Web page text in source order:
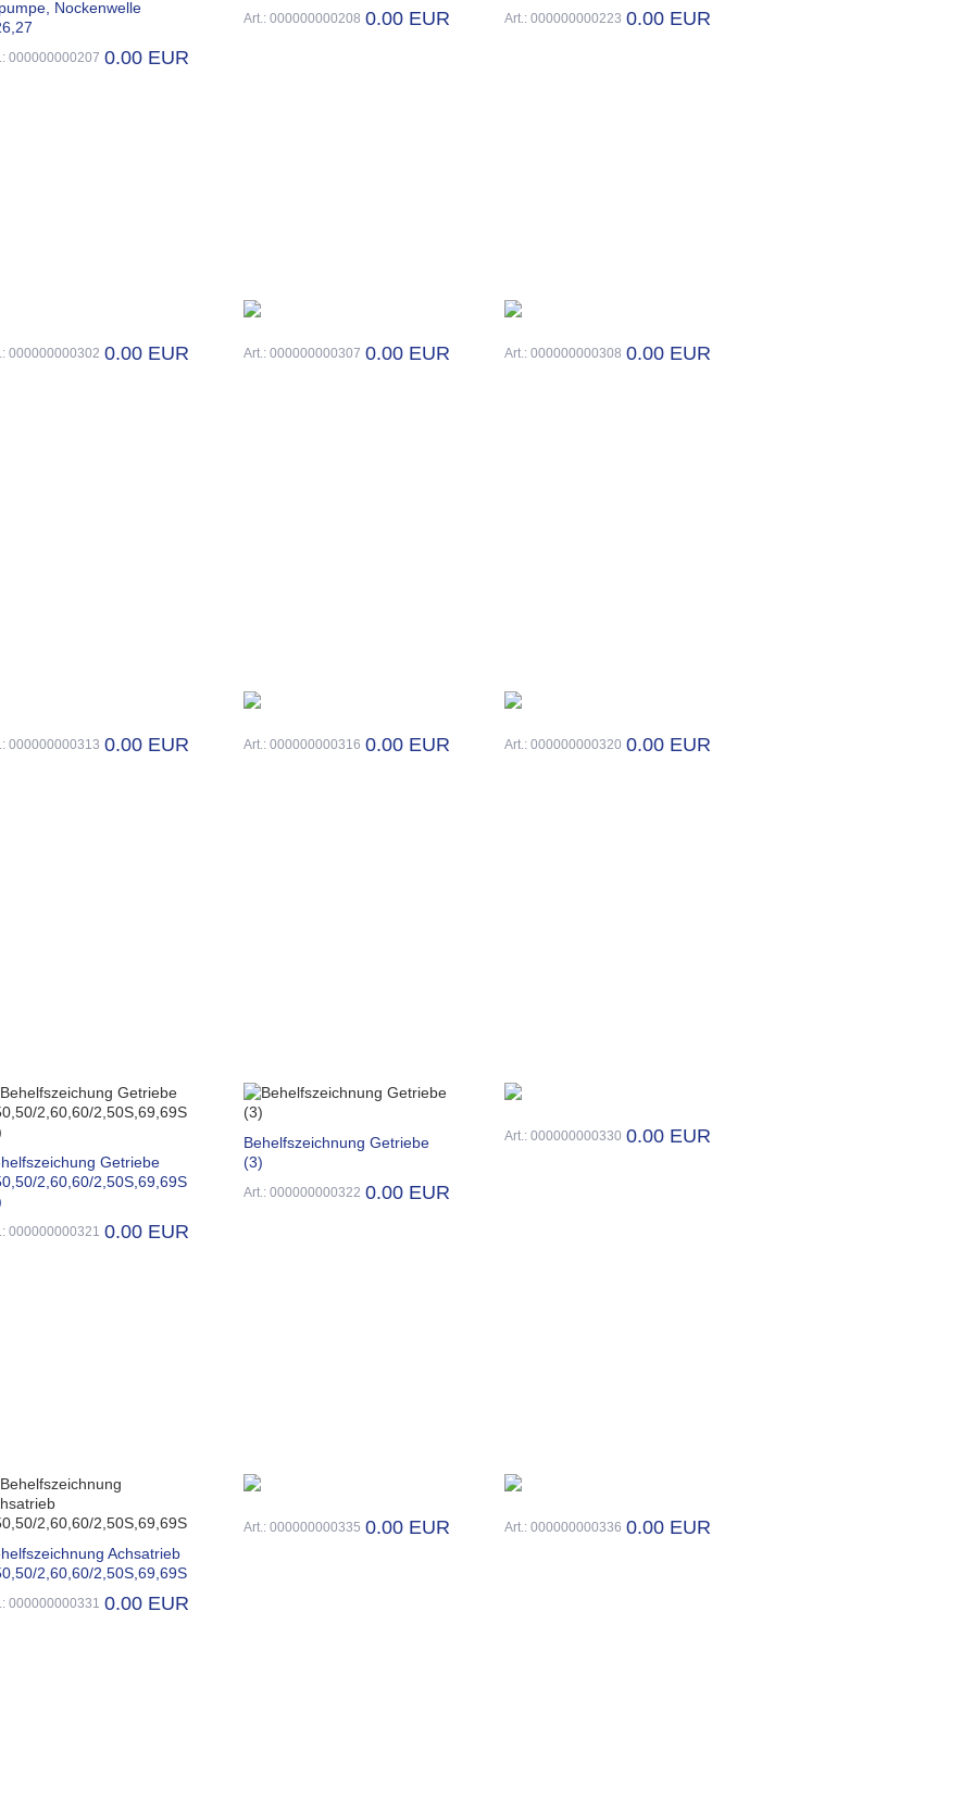
Nockenwelle
000000000207 0.00 EUR
Art.: 000000000208 0.00 EUR Art.: 000000000223 0.00 EUR
000000000302 0.00 EUR Art.: 000000000307 0.00 EUR Art.: 000000000308 0.00 EUR
000000000313 0.00 EUR Art.: 000000000316 0.00 EUR Art.: 000000000320 0.00 EUR
Getriebe
2,60,60/2,50S,69,69S
000000000321 0.00 EUR
Behelfszeichnung Getriebe
(3)
Art.: 000000000322 0.00 EUR
Art.: 000000000330 0.00 EUR
Achsatrieb
2,60,60/2,50S,69,69S
000000000331 0.00 EUR
Art.: 000000000335 0.00 EUR Art.: 000000000336 0.00 EUR